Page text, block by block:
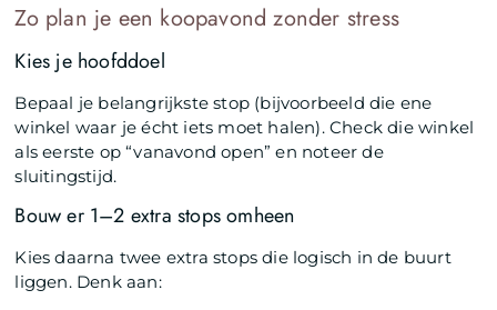
Zo plan je een koopavond zonder stress
Kies je hoofddoel
Bepaal je belangrijkste stop (bijvoorbeeld die ene
winkel waar je écht iets moet halen). Check die winkel
als eerste op “vanavond open” en noteer de
sluitingstijd.
Bouw er 1–2 extra stops omheen
Kies daarna twee extra stops die logisch in de buurt
liggen. Denk aan: